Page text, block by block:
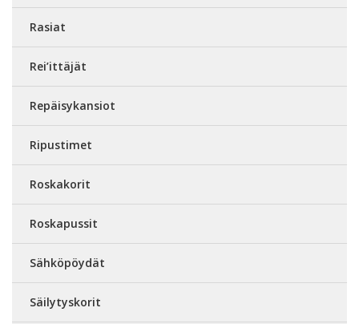
Rasiat
Rei’ittäjät
Repäisykansiot
Ripustimet
Roskakorit
Roskapussit
Sähköpöydät
Säilytyskorit